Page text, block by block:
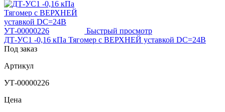
Быстрый просмотр
ДТ-УС1 -0,16 кПа Тягомер с ВЕРХНЕЙ уставкой DC=24В
Под заказ
Артикул
УТ-00000226
Цена